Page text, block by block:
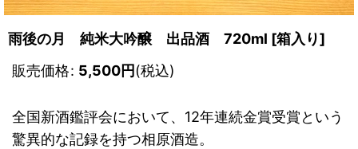
雨後の月 純米大吟醸 出品酒 720ml [箱入り]
販売価格: 5,500円 (税込)
全国新酒鑑評会において、12年連続金賞受賞という
驚異的な記録を持つ相原酒造。